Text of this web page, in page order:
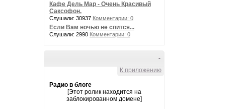
Кафе Дель Мар - Очень Красивый
Саксофон.
Слушали: 30937 Комментарии: 0
Если Вам ночью не спится...
Слушали: 2990 Комментарии: 0
-
К приложению
Радио в блоге
[Этот ролик находится на
заблокированном домене]